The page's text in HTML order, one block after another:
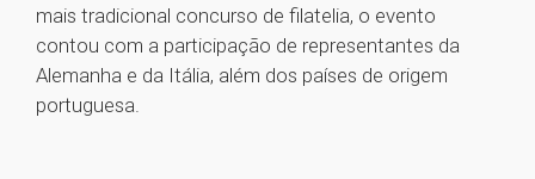
mais tradicional concurso de filatelia, o evento
contou com a participação de representantes da
Alemanha e da Itália, além dos países de origem
portuguesa.